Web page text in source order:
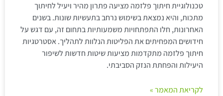
טכנולוגיית חיתוך פלזמה מציעה פתרון מהיר ויעיל לחיתוך
מתכות, והיא נמצאת בשימוש נרחב בתעשיות שונות. בשנים
האחרונות, חלו התפתחויות משמעותיות בתחום זה, עם דגש על
חידושים המפחיתים את הפליטות הנלוות לתהליך. אסטרטגיות
חיתוך פלזמה מתקדמות מציעות שיטות חדשות לשיפור
היעילות והפחתת הנזק הסביבתי.
לקריאת המאמר »